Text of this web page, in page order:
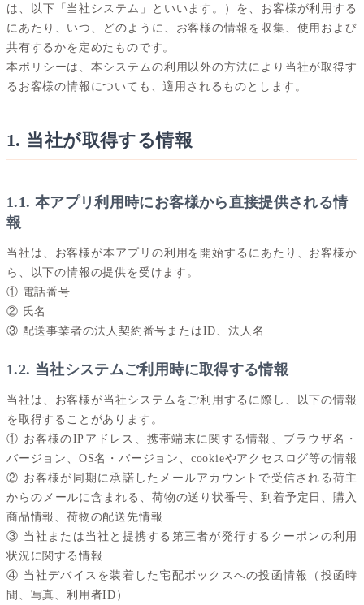
は、以下「当社システム」といいます。）を、お客様が利用する
にあたり、いつ、どのように、お客様の情報を収集、使用および
共有するかを定めたものです。
本ポリシーは、本システムの利用以外の方法により当社が取得す
るお客様の情報についても、適用されるものとします。
1. 当社が取得する情報
1.1. 本アプリ利用時にお客様から直接提供される情
報
当社は、お客様が本アプリの利用を開始するにあたり、お客様か
ら、以下の情報の提供を受けます。
① 電話番号
② 氏名
③ 配送事業者の法人契約番号またはID、法人名
1.2. 当社システムご利用時に取得する情報
当社は、お客様が当社システムをご利用するに際し、以下の情報
を取得することがあります。
① お客様のIPアドレス、携帯端末に関する情報、ブラウザ名・
バージョン、OS名・バージョン、cookieやアクセスログ等の情報
② お客様が同期に承諾したメールアカウントで受信される荷主
からのメールに含まれる、荷物の送り状番号、到着予定日、購入
商品情報、荷物の配送先情報
③ 当社または当社と提携する第三者が発行するクーポンの利用
状況に関する情報
④ 当社デバイスを装着した宅配ボックスへの投函情報（投函時
間、写真、利用者ID）